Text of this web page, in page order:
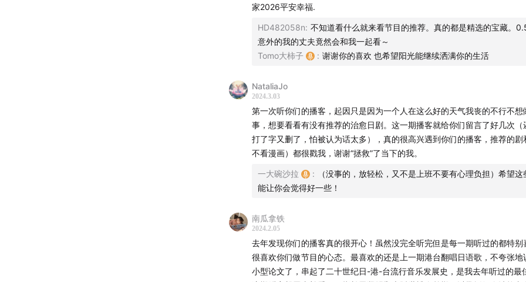
往期节目现已整理为「品牌成长史」、「经典人物传」、「生活养成记
一站旅行」四个专题，祝你收听愉快，也欢迎来我们的
家2026平安幸福.
HD482058n: 不知道看什么就来看节目的推荐。真的都是精选的宝藏。
意外的我的丈夫竟然会和我一起看～
Tomo大柿子
: 谢谢你的喜欢 也希望阳光能继续洒满你的生活
NataliaJo
2024.3.03
第一次听你们的播客，起因只是因为一个人在这么好的天气我丧的不行不想
事，想要看看有没有推荐的治愈日剧。这一期播客就给你们留言了好几次（
打了字又删了，怕被认为话太多），真的很高兴遇到你们的播客，推荐的剧
不看漫画）都很戳我，谢谢“拯救”了当下的我。
一大碗沙拉 :
（没事的，放轻松，又不是上班不要有心理负担）希望这
能让你会觉得好一些！
南瓜拿铁
2024.2.05
去年发现你们的播客真的很开心！虽然没完全听完但是每一期听过的都特别
很喜欢你们做节目的心态。最喜欢的还是上一期港台翻唱日语歌，不夸张地
小型论文了，串起了二十世纪日-港-台流行音乐发展史，是我去年听过的最